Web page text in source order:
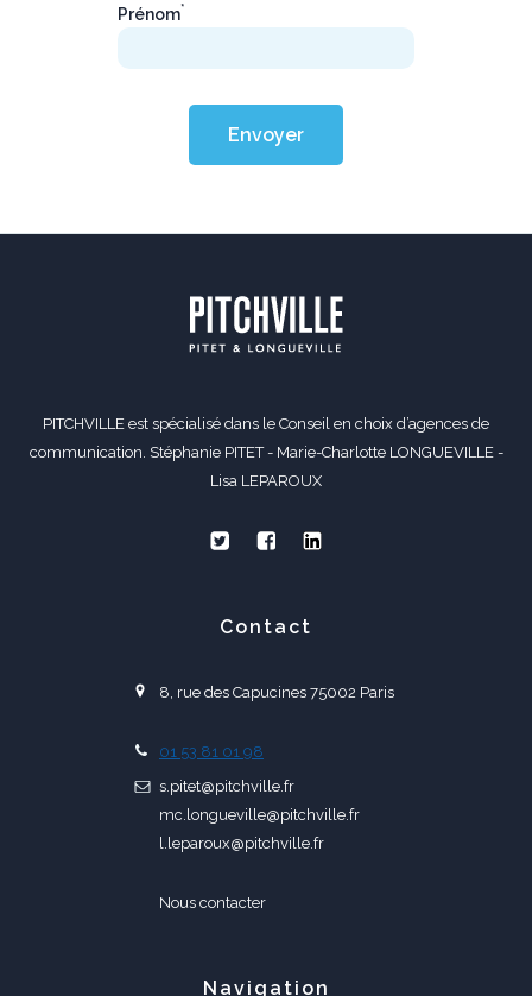
Prénom*
Envoyer
PITCHVILLE est spécialisé dans le Conseil en choix d’agences de
communication. Stéphanie PITET - Marie-Charlotte LONGUEVILLE -
Lisa LEPAROUX
Contact
8, rue des Capucines 75002 Paris
01 53 81 01 98
s.pitet@pitchville.fr
mc.longueville@pitchville.fr
l.leparoux@pitchville.fr
Nous contacter
Navigation